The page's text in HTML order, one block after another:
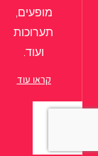
מופעים,
תערוכות
ועוד.
קראו עוד